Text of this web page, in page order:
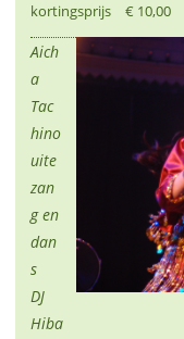
kortingsprijs
€ 10,00
Aich
a
Tac
hino
uite
zan
g en
dan
s
DJ
Hiba